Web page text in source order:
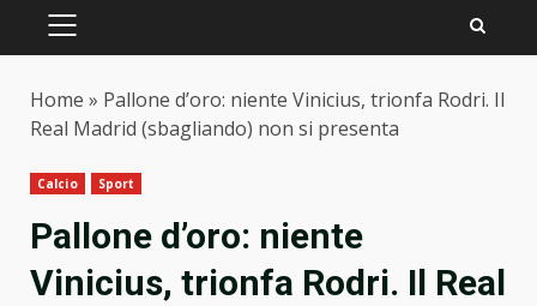
PRIMARY
Home » Pallone d’oro: niente Vinicius, trionfa Rodri. Il
Real Madrid (sbagliando) non si presenta
Calcio Sport
Pallone d’oro: niente
Vinicius, trionfa Rodri. Il Real